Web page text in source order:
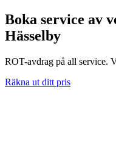
Boka service av
Hässelby
ROT-avdrag på all service.
Räkna ut ditt pris